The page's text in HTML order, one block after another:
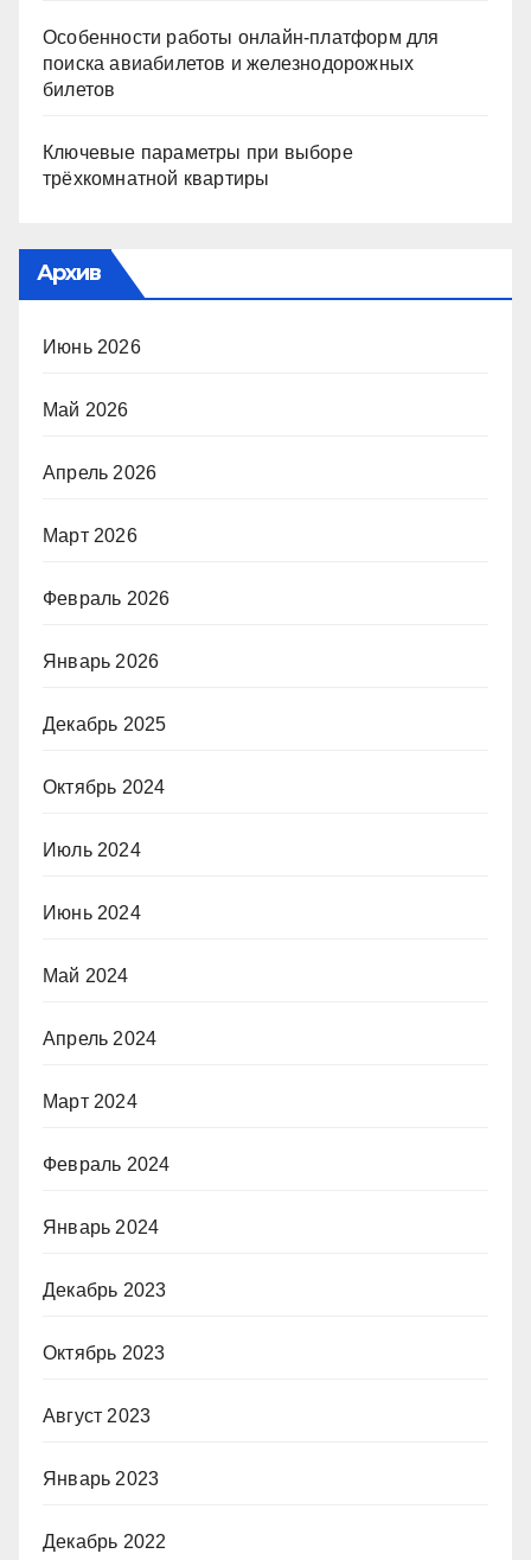
Особенности работы онлайн-платформ для
поиска авиабилетов и железнодорожных
билетов
Ключевые параметры при выборе
трёхкомнатной квартиры
Архив
Июнь 2026
Май 2026
Апрель 2026
Март 2026
Февраль 2026
Январь 2026
Декабрь 2025
Октябрь 2024
Июль 2024
Июнь 2024
Май 2024
Апрель 2024
Март 2024
Февраль 2024
Январь 2024
Декабрь 2023
Октябрь 2023
Август 2023
Январь 2023
Декабрь 2022